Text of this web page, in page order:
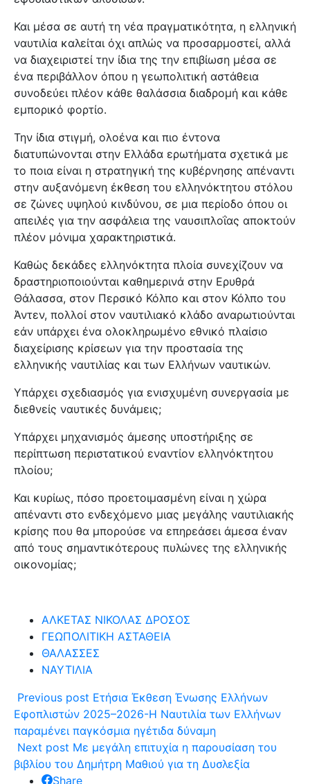
Και μέσα σε αυτή τη νέα πραγματικότητα, η ελληνική
ναυτιλία καλείται όχι απλώς να προσαρμοστεί, αλλά
να διαχειριστεί την ίδια της την επιβίωση μέσα σε
ένα περιβάλλον όπου η γεωπολιτική αστάθεια
συνοδεύει πλέον κάθε θαλάσσια διαδρομή και κάθε
εμπορικό φορτίο.
Την ίδια στιγμή, ολοένα και πιο έντονα
διατυπώνονται στην Ελλάδα ερωτήματα σχετικά με
το ποια είναι η στρατηγική της κυβέρνησης απέναντι
στην αυξανόμενη έκθεση του ελληνόκτητου στόλου
σε ζώνες υψηλού κινδύνου, σε μια περίοδο όπου οι
απειλές για την ασφάλεια της ναυσιπλοΐας αποκτούν
πλέον μόνιμα χαρακτηριστικά.
Καθώς δεκάδες ελληνόκτητα πλοία συνεχίζουν να
δραστηριοποιούνται καθημερινά στην Ερυθρά
Θάλασσα, στον Περσικό Κόλπο και στον Κόλπο του
Άντεν, πολλοί στον ναυτιλιακό κλάδο αναρωτιούνται
εάν υπάρχει ένα ολοκληρωμένο εθνικό πλαίσιο
διαχείρισης κρίσεων για την προστασία της
ελληνικής ναυτιλίας και των Ελλήνων ναυτικών.
Υπάρχει σχεδιασμός για ενισχυμένη συνεργασία με
διεθνείς ναυτικές δυνάμεις;
Υπάρχει μηχανισμός άμεσης υποστήριξης σε
περίπτωση περιστατικού εναντίον ελληνόκτητου
πλοίου;
Και κυρίως, πόσο προετοιμασμένη είναι η χώρα
απέναντι στο ενδεχόμενο μιας μεγάλης ναυτιλιακής
κρίσης που θα μπορούσε να επηρεάσει άμεσα έναν
από τους σημαντικότερους πυλώνες της ελληνικής
οικονομίας;
ΑΛΚΕΤΑΣ ΝΙΚΟΛΑΣ ΔΡΟΣΟΣ
ΓΕΩΠΟΛΙΤΙΚΗ ΑΣΤΑΘΕΙΑ
ΘΑΛΑΣΣΕΣ
ΝΑΥΤΙΛΙΑ
Previous post Ετήσια Έκθεση Ένωσης Ελλήνων
Εφοπλιστών 2025–2026-Η Ναυτιλία των Ελλήνων
παραμένει παγκόσμια ηγέτιδα δύναμη
Next post Με μεγάλη επιτυχία η παρουσίαση του
βιβλίου του Δημήτρη Μαθιού για τη Δυσλεξία
Share